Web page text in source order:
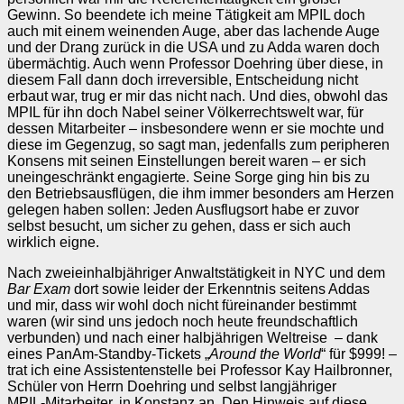
Gewinn. So beendete ich meine Tätigkeit am MPIL doch
auch mit einem weinenden Auge, aber das lachende Auge
und der Drang zurück in die USA und zu Adda waren doch
übermächtig. Auch wenn Professor Doehring über diese, in
diesem Fall dann doch irreversible, Entscheidung nicht
erbaut war, trug er mir das nicht nach. Und dies, obwohl das
MPIL für ihn doch Nabel seiner Völkerrechtswelt war, für
dessen Mitarbeiter – insbesondere wenn er sie mochte und
diese im Gegenzug, so sagt man, jedenfalls zum peripheren
Konsens mit seinen Einstellungen bereit waren – er sich
uneingeschränkt engagierte. Seine Sorge ging hin bis zu
den Betriebsausflügen, die ihm immer besonders am Herzen
gelegen haben sollen: Jeden Ausflugsort habe er zuvor
selbst besucht, um sicher zu gehen, dass er sich auch
wirklich eigne.
Nach zweieinhalbjähriger Anwaltstätigkeit in NYC und dem
Bar Exam dort sowie leider der Erkenntnis seitens Addas
und mir, dass wir wohl doch nicht füreinander bestimmt
waren (wir sind uns jedoch noch heute freundschaftlich
verbunden) und nach einer halbjährigen Weltreise – dank
eines PanAm-Standby-Tickets „Around the World“ für $999! –
trat ich eine Assistentenstelle bei Professor Kay Hailbronner,
Schüler von Herrn Doehring und selbst langjähriger